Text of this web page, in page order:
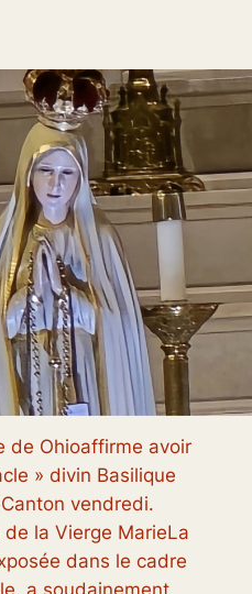
de Ohioaffirme avoir
» divin Basilique
vendredi.
de la Vierge MarieLa
dans le cadre